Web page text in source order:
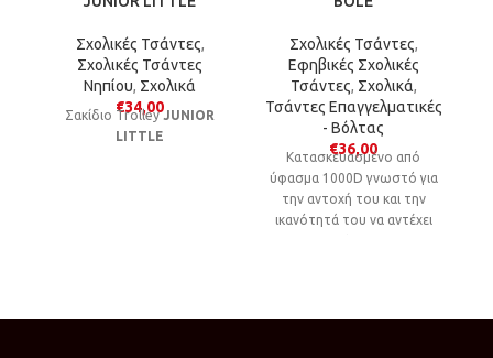
Σχολικές Τσάντες,
Σχολικές Τσάντες
Νηπίου, Σχολικά
€34,00
Σακίδιο TrolleyJUNIOR
LITTLE
Σχολικές Τσάντες,
Εφηβικές Σχολικές
Τσάντες, Σχολικά,
Τσάντες Επαγγελματικές
- Βόλτας
€36,00
Kατασκευασμένο από
ύφασμα 1000D γνωστό για
την αντοχή του και την
ικανότητά του να αντέχει